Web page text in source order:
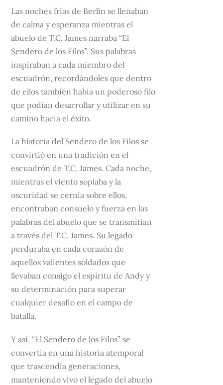
Las noches frías de Berlín se llenaban
de calma y esperanza mientras el
abuelo de T.C. James narraba “El
Sendero de los Filos”. Sus palabras
inspiraban a cada miembro del
escuadrón, recordándoles que dentro
de ellos también había un poderoso filo
que podían desarrollar y utilizar en su
camino hacia el éxito.
La historia del Sendero de los Filos se
convirtió en una tradición en el
escuadrón de T.C. James. Cada noche,
mientras el viento soplaba y la
oscuridad se cernía sobre ellos,
encontraban consuelo y fuerza en las
palabras del abuelo que se transmitían
a través del T.C. James. Su legado
perduraba en cada corazón de
aquellos valientes soldados que
llevaban consigo el espíritu de Andy y
su determinación para superar
cualquier desafío en el campo de
batalla.
Y así, “El Sendero de los Filos” se
convertía en una historia atemporal
que trascendía generaciones,
manteniendo vivo el legado del abuelo